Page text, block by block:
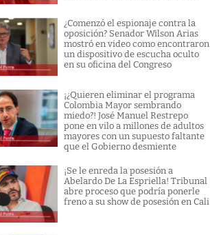
¿Comenzó el espionaje contra la
oposición? Senador Wilson Arias
mostró en video como encontraron
un dispositivo de escucha oculto
en su oficina del Congreso
¡¿Quieren eliminar el programa
Colombia Mayor sembrando
miedo?! José Manuel Restrepo
pone en vilo a millones de adultos
mayores con un supuesto faltante
que el Gobierno desmiente
¡Se le enreda la posesión a
Abelardo De La Espriella! Tribunal
abre proceso que podría ponerle
freno a su show de posesión en Cali